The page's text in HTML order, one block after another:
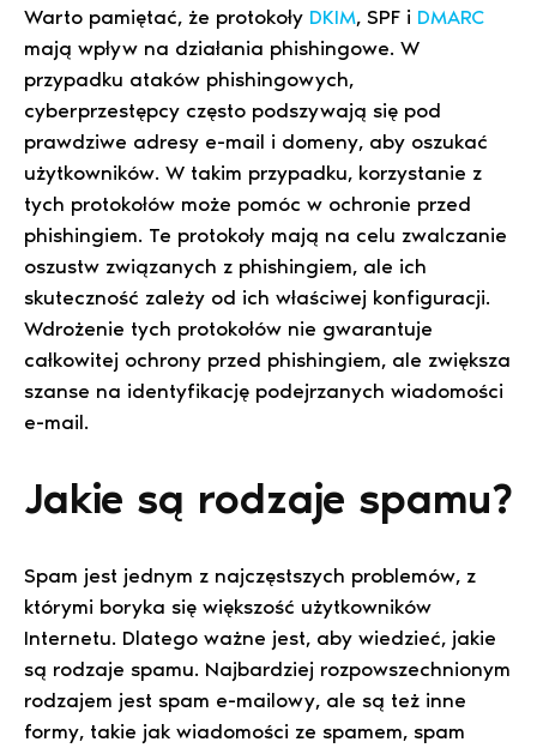
Warto pamiętać, że protokoły DKIM, SPF i DMARC
mają wpływ na działania phishingowe. W
przypadku ataków phishingowych,
cyberprzestępcy często podszywają się pod
prawdziwe adresy e-mail i domeny, aby oszukać
użytkowników. W takim przypadku, korzystanie z
tych protokołów może pomóc w ochronie przed
phishingiem. Te protokoły mają na celu zwalczanie
oszustw związanych z phishingiem, ale ich
skuteczność zależy od ich właściwej konfiguracji.
Wdrożenie tych protokołów nie gwarantuje
całkowitej ochrony przed phishingiem, ale zwiększa
szanse na identyfikację podejrzanych wiadomości
e-mail.
Jakie są rodzaje spamu?
Spam jest jednym z najczęstszych problemów, z
którymi boryka się większość użytkowników
Internetu. Dlatego ważne jest, aby wiedzieć, jakie
są rodzaje spamu. Najbardziej rozpowszechnionym
rodzajem jest spam e-mailowy, ale są też inne
formy, takie jak wiadomości ze spamem, spam